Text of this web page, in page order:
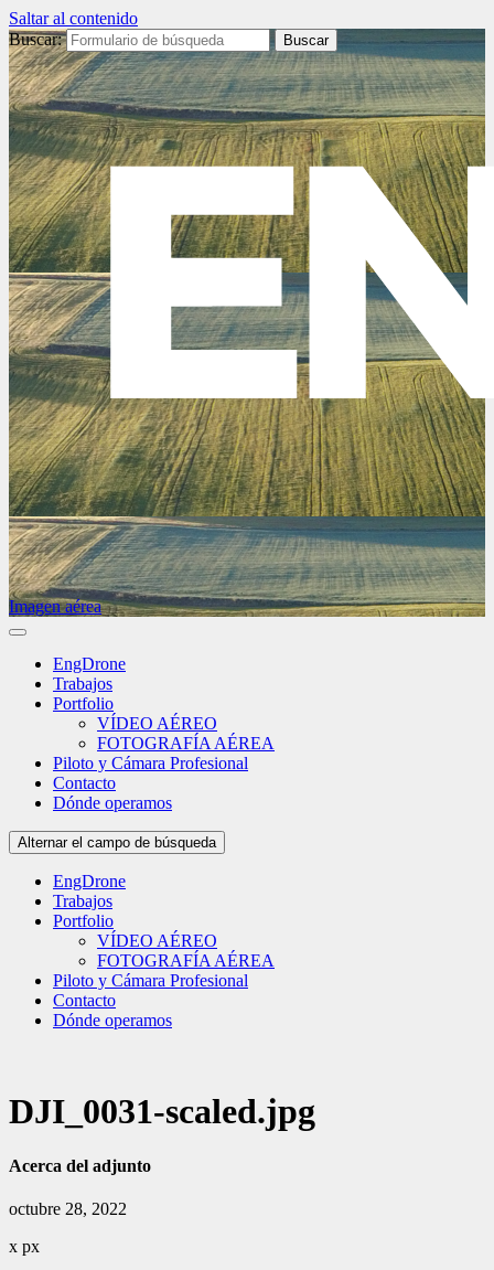
Saltar al contenido
Buscar:
Imagen aérea
EngDrone
Trabajos
Portfolio
VÍDEO AÉREO
FOTOGRAFÍA AÉREA
Piloto y Cámara Profesional
Contacto
Dónde operamos
Alternar el campo de búsqueda
EngDrone
Trabajos
Portfolio
VÍDEO AÉREO
FOTOGRAFÍA AÉREA
Piloto y Cámara Profesional
Contacto
Dónde operamos
DJI_0031-scaled.jpg
Acerca del adjunto
octubre 28, 2022
x px